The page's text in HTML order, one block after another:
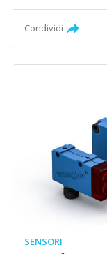
Condividi
SENSORI